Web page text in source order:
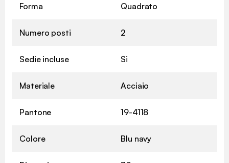
Forma Quadrato
Numero posti 2
Sedie incluse Si
Materiale Acciaio
Pantone 19-4118
Colore Blu navy